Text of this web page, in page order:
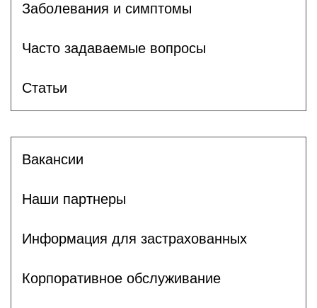
Заболевания и симптомы
Часто задаваемые вопросы
Статьи
Вакансии
Наши партнеры
Информация для застрахованных
Корпоративное обслуживание